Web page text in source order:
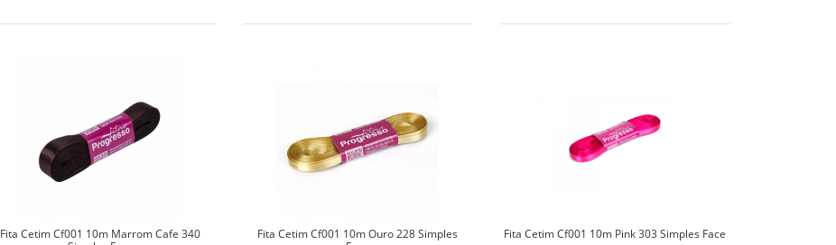
Fita Cetim Cf001 10m Marrom Cafe 340
Fita Cetim Cf001 10m Ouro 228 Simples
Fita Cetim Cf001 10m Pink 303 Simples Face